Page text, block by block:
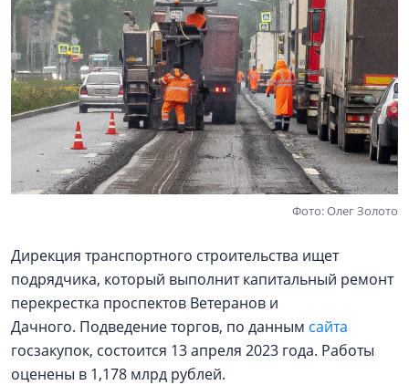
Фото: Олег Золото
Дирекция транспортного строительства ищет
подрядчика, который выполнит капитальный ремонт
перекрестка проспектов Ветеранов и
Дачного. Подведение торгов, по данным сайта
госзакупок, состоится 13 апреля 2023 года. Работы
оценены в 1,178 млрд рублей.